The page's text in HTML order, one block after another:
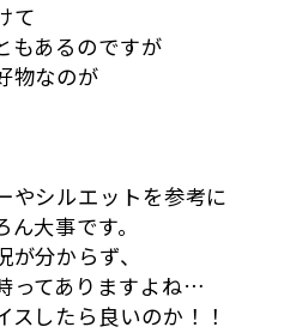
て
もあるのですが
物なのが
やシルエットを参考に
大事です。
分からず、
ってありますよね…
したら良いのか！！